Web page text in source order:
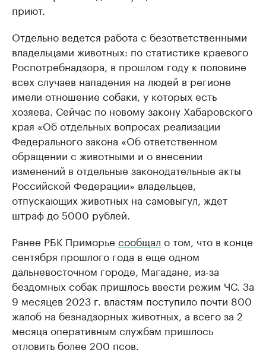
приют.
Отдельно ведется работа с безответственными
владельцами животных: по статистике краевого
Роспотребнадзора, в прошлом году к половине
всех случаев нападения на людей в регионе
имели отношение собаки, у которых есть
хозяева. Сейчас по новому закону Хабаровского
края «Об отдельных вопросах реализации
Федерального закона «Об ответственном
обращении с животными и о внесении
изменений в отдельные законодательные акты
Российской Федерации» владельцев,
отпускающих животных на самовыгул, ждет
штраф до 5000 рублей.
Ранее РБК Приморье сообщал о том, что в конце
сентября прошлого года в еще одном
дальневосточном городе, Магадане, из-за
бездомных собак пришлось ввести режим ЧС. За
9 месяцев 2023 г. властям поступило почти 800
жалоб на безнадзорных животных, а всего за 2
месяца оперативным службам пришлось
отловить более 200 псов.